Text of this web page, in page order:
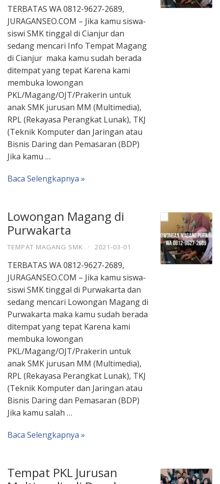
TERBATAS WA 0812-9627-2689,
JURAGANSEO.COM – Jika kamu siswa-
siswi SMK tinggal di Cianjur dan
sedang mencari Info Tempat Magang
di Cianjur maka kamu sudah berada
ditempat yang tepat Karena kami
membuka lowongan
PKL/Magang/OJT/Prakerin untuk
anak SMK jurusan MM (Multimedia),
RPL (Rekayasa Perangkat Lunak), TKJ
(Teknik Komputer dan Jaringan atau
Bisnis Daring dan Pemasaran (BDP)
Jika kamu …
Baca Selengkapnya »
Lowongan Magang di
Purwakarta
TEMPAT MAGANG SMK · 2021-03-01
TERBATAS WA 0812-9627-2689,
JURAGANSEO.COM – Jika kamu siswa-
siswi SMK tinggal di Purwakarta dan
sedang mencari Lowongan Magang di
Purwakarta maka kamu sudah berada
ditempat yang tepat Karena kami
membuka lowongan
PKL/Magang/OJT/Prakerin untuk
anak SMK jurusan MM (Multimedia),
RPL (Rekayasa Perangkat Lunak), TKJ
(Teknik Komputer dan Jaringan atau
Bisnis Daring dan Pemasaran (BDP)
Jika kamu salah …
Baca Selengkapnya »
Tempat PKL Jurusan